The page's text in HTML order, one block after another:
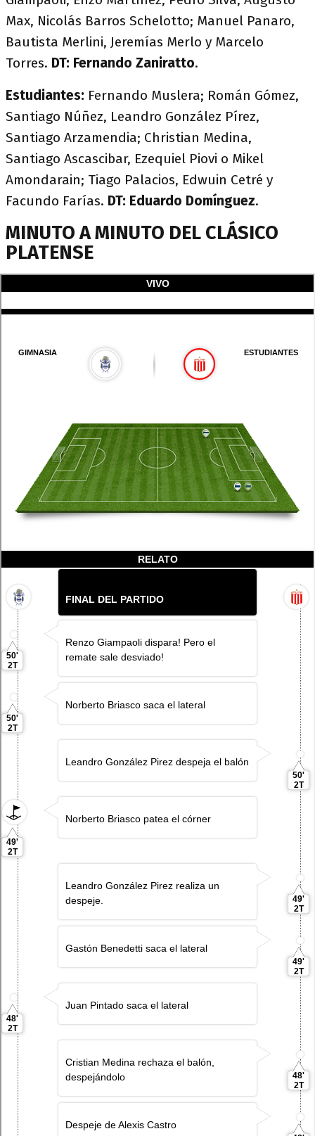
Max, Nicolás Barros Schelotto; Manuel Panaro,
Bautista Merlini, Jeremías Merlo y Marcelo
Torres. DT: Fernando Zaniratto.
Estudiantes: Fernando Muslera; Román Gómez,
Santiago Núñez, Leandro González Pírez,
Santiago Arzamendia; Christian Medina,
Santiago Ascascibar, Ezequiel Piovi o Mikel
Amondarain; Tiago Palacios, Edwuin Cetré y
Facundo Farías. DT: Eduardo Domínguez.
MINUTO A MINUTO DEL CLÁSICO
PLATENSE